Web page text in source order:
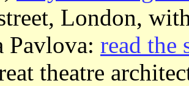
London,
Pavlova: read the
theatre